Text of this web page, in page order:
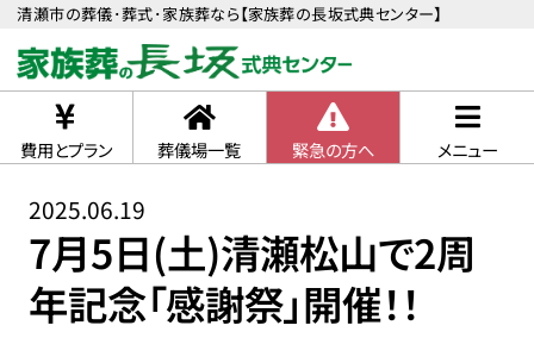
清瀬市の葬儀･葬式･家族葬なら【家族葬の長坂式典センター】
費用とプラン 葬儀場一覧 緊急の方へ メニュー
2025.06.19
7月5日(土)清瀬松山で2周
年記念「感謝祭」開催！！